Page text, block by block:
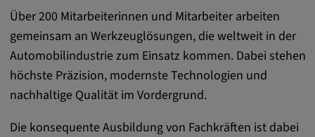
Über 200 Mitarbeiterinnen und Mitarbeiter arbeiten
gemeinsam an Werkzeuglösungen, die weltweit in der
Automobilindustrie zum Einsatz kommen. Dabei stehen
höchste Präzision, modernste Technologien und
nachhaltige Qualität im Vordergrund.
Die konsequente Ausbildung von Fachkräften ist dabei
_gcl_au, FPAU, _rdt_uuid, _zitok,
_vis_opt_exp_124_combi,
_vis_opt_exp_140_combi, _vwo_ds,
_uetvid, ajs_anonymous_id, _vwo_uuid,
_vwo_uuid_v2, _ga, _ga_W66Y5HELXX,
_cfuvid, __q_state_oerwbSnkKEjaiD3g,
apple_analytics, _clck, cookie_consent_v3